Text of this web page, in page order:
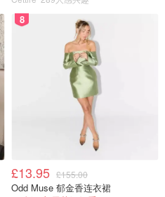
8
£13.95 £155.00
Odd Muse 郁金香连衣裙